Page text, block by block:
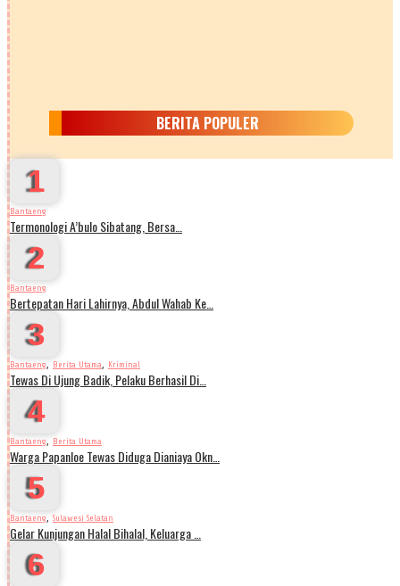
BERITA POPULER
1
Bantaeng
Termonologi A’bulo Sibatang, Bersa…
2
Bantaeng
Bertepatan Hari Lahirnya, Abdul Wahab Ke…
3
Bantaeng, Berita Utama, Kriminal
Tewas Di Ujung Badik, Pelaku Berhasil Di…
4
Bantaeng, Berita Utama
Warga Papanloe Tewas Diduga Dianiaya Okn…
5
Bantaeng, Sulawesi Selatan
Gelar Kunjungan Halal Bihalal, Keluarga …
6